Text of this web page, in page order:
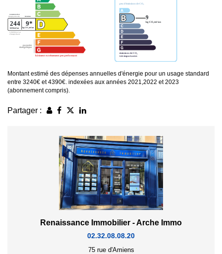
Montant estimé des dépenses annuelles d'énergie pour un usage standard
entre 3240€ et 4390€. indexées aux années 2021,2022 et 2023
(abonnement compris).
Partager :
Renaissance Immobilier - Arche Immo
02.32.08.08.20
75 rue d'Amiens